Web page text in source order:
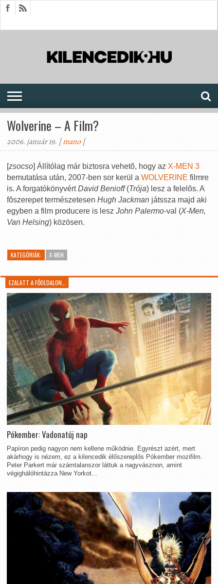
Wolverine – A Film?
2006. január 19. |mano|
[zsocso] Állítólag már biztosra vehetõ, hogy az X-MEN 3
bemutatása után, 2007-ben sor kerül a WOLVERINE filmre
is. A forgatókönyvértDavid Benioff(Trója) lesz a felelõs. A
fõszerepet természetesen Hugh Jackman játssza majd aki
egyben a film producere is lesz John Palermo-val (X-Men,
Van Helsing) közösen.
KATEGÓRIÁK: X-MEN
EZALATT A FŐOLDALON…
Pókember: Vadonatúj nap
Papíron pedig nagyon nem kellene működnie. Egyrészt azért, mert
akárhogy is nézem, ez a kilencedik élőszereplős Pókember mozifilm.
Peter Parkert már számtalanszor láttuk a nagyvásznon, amint
végighálóhintázza New Yorkot...